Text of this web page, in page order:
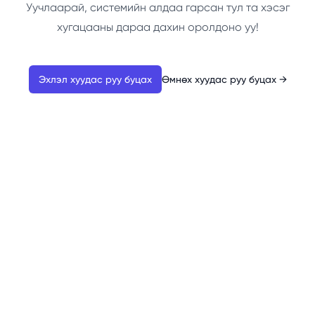
Уучлаарай, системийн алдаа гарсан тул та хэсэг
хугацааны дараа дахин оролдоно уу!
Эхлэл хуудас руу буцах Өмнөх хуудас руу буцах →